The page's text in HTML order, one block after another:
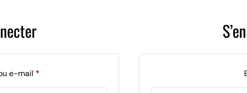
e-mail *